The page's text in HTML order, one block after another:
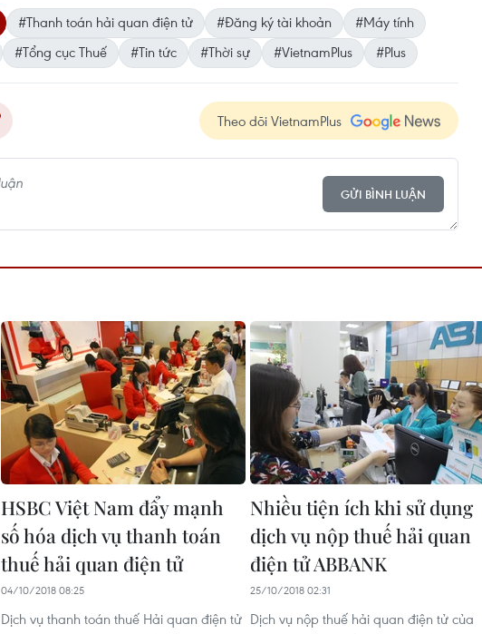
#Thanh toán hải quan điện tử #Đăng ký tài khoản
#Máy tính
#Tổng cục Thuế #Tin tức #Thời sự #VietnamPlus #Plus
Theo dõi VietnamPlus
GỬI BÌNH LUẬN
HSBC Việt Nam đẩy mạnh
số hóa dịch vụ thanh toán
thuế hải quan điện tử
04/10/2018 08:25
Dịch vụ thanh toán thuế Hải quan điện tử
Nhiều tiện ích khi sử dụng
dịch vụ nộp thuế hải quan
điện tử ABBANK
25/10/2018 02:31
Dịch vụ nộp thuế hải quan điện tử của